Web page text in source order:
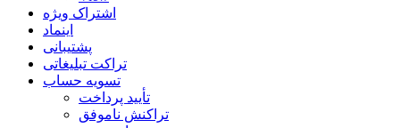
اشتراک ویژه
اینماد
پشتیبانی
تراکت تبلیغاتی
تسویه حساب
تأیید پرداخت
تراکنش ناموفق